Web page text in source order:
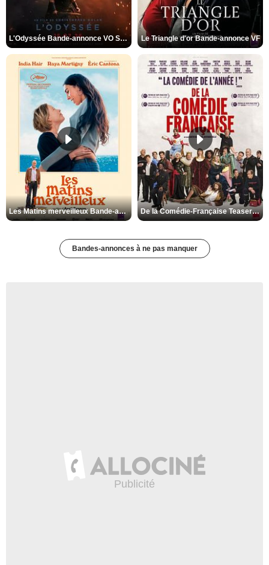
L'Odyssée Bande-annonce VO STFR Le Triangle d'or Bande-annonce VF
Les Matins merveilleux Bande-annonce VF De la Comédie-Française Teaser VF
Bandes-annonces à ne pas manquer